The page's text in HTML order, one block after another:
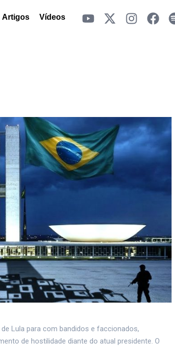
Artigos Vídeos
Lula para com bandidos e faccionados,
de hostilidade diante do atual presidente. O